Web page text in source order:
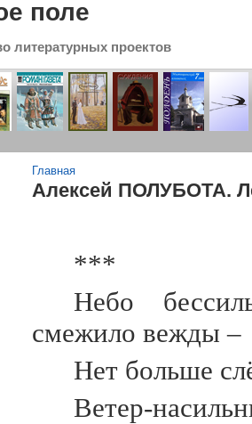
поле
литературных проектов
Вы здесь
Главная
Алексей ПОЛУБОТА.
***
Небо
смежило вежды –
Нет больше
Ветер-